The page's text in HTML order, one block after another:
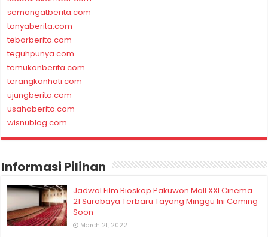
semangatberita.com
tanyaberita.com
tebarberita.com
teguhpunya.com
temukanberita.com
terangkanhati.com
ujungberita.com
usahaberita.com
wisnublog.com
Informasi Pilihan
Jadwal Film Bioskop Pakuwon Mall XXI Cinema
21 Surabaya Terbaru Tayang Minggu Ini Coming
Soon
March 21, 2022